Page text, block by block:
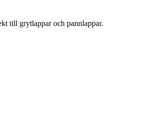
till grytlappar och pannlappar.